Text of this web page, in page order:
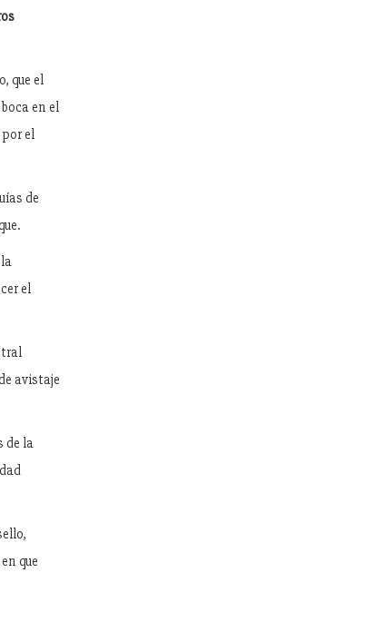
que el
en el
el
de
el
avistaje
de la
que